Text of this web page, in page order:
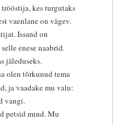
kes turgutaks
vaenlane on vägev.
Issand on
enese naabrid.
jäleduseks.
olen tõrkunud tema
ja vaadake mu valu:
vangi.
petsid mind. Mu